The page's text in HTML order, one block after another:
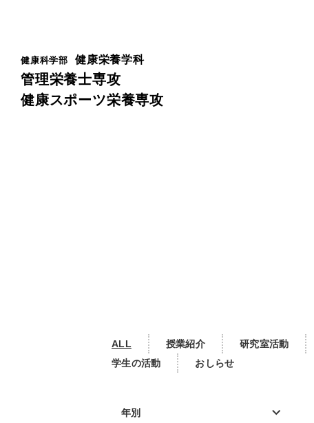
健康科学部 健康栄養学科
管理栄養士専攻
健康スポーツ栄養専攻
ALL 授業紹介 研究室活動
学生の活動
おしらせ
年別